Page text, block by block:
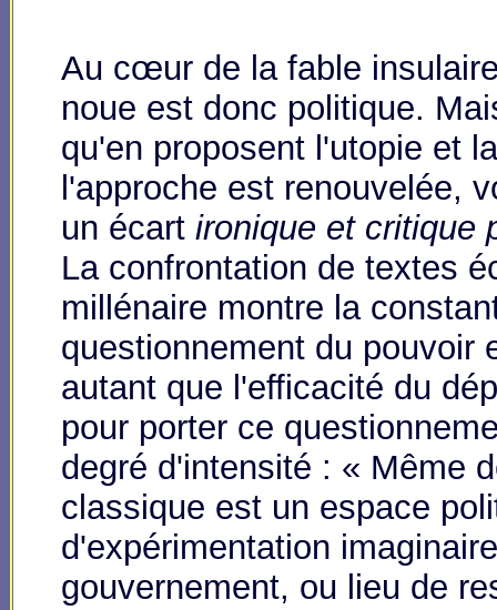
Au cœur de la fable
noue est donc politique.
qu'en proposent l'utopie et
l'approche est renouvelée,
un écart ironique et critique
La confrontation de textes
millénaire montre la
questionnement du pouvoir
autant que l'efficacité du
pour porter ce
degré d'intensité : « Même
classique est un espace
d'expérimentation
gouvernement, ou lieu de